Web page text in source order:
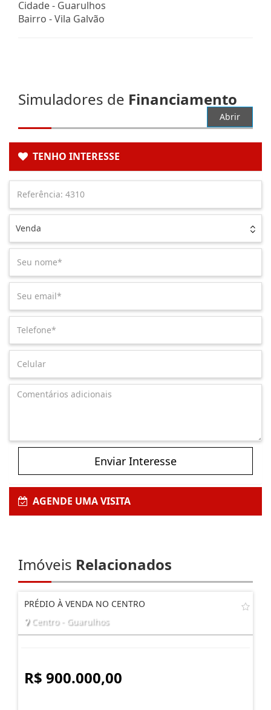
Cidade - Guarulhos
Bairro -Vila Galvão
Simuladores de Financiamento
Abrir
TENHO INTERESSE
Venda
Enviar Interesse
AGENDE UMA VISITA
Imóveis Relacionados
PRÉDIO À VENDA NO CENTRO
Centro - Guarulhos
R$ 900.000,00